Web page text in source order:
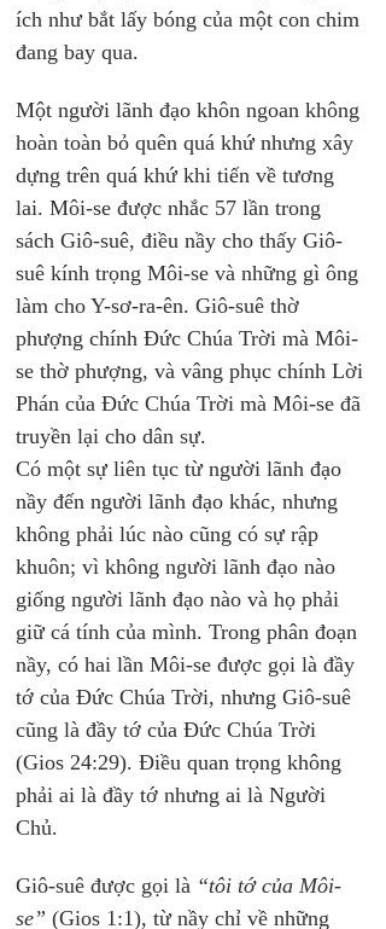
ích như bắt lấy bóng của một con chim
đang bay qua.
Một người lãnh đạo khôn ngoan không
hoàn toàn bỏ quên quá khứ nhưng xây
dựng trên quá khứ khi tiến về tương
lai. Môi-se được nhắc 57 lần trong
sách Giô-suê, điều nầy cho thấy Giô-
suê kính trọng Môi-se và những gì ông
làm cho Y-sơ-ra-ên. Giô-suê thờ
phượng chính Đức Chúa Trời mà Môi-
se thờ phượng, và vâng phục chính Lời
Phán của Đức Chúa Trời mà Môi-se đã
truyền lại cho dân sự.
Có một sự liên tục từ người lãnh đạo
nầy đến người lãnh đạo khác, nhưng
không phải lúc nào cũng có sự rập
khuôn; vì không người lãnh đạo nào
giống người lãnh đạo nào và họ phải
giữ cá tính của mình. Trong phân đoạn
nầy, có hai lần Môi-se được gọi là đầy
tớ của Đức Chúa Trời, nhưng Giô-suê
cũng là đầy tớ của Đức Chúa Trời
(Gios 24:29). Điều quan trọng không
phải ai là đầy tớ nhưng ai là Người
Chủ.
Giô-suê được gọi là “tôi tớ của Môi-
se” (Gios 1:1), từ nầy chỉ về những